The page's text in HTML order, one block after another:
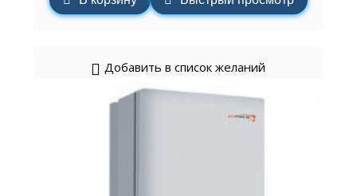
Добавить в список желаний